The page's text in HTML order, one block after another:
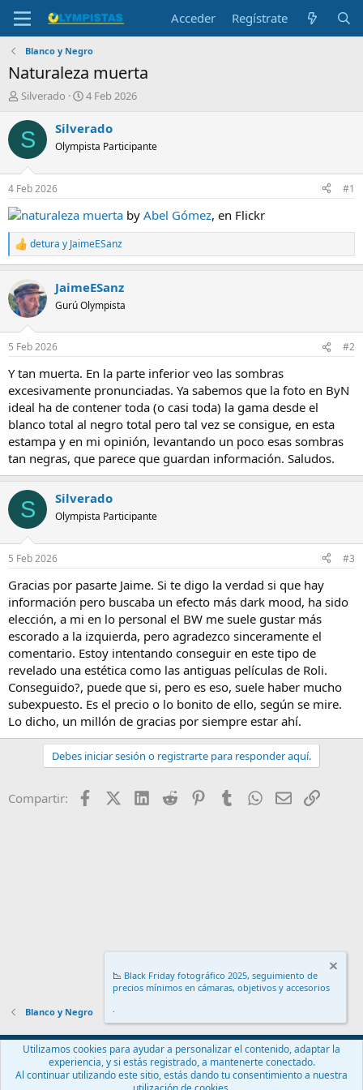
Acceder Regístrate
Blanco y Negro
Naturaleza muerta
I
i
c
a
d
o
r
e
l
t
e
m
a
Silverado
F
c
h
a
i
n
c
i
o
4 Feb 2026
S Silverado
Olympista Participante
4 Feb 2026 #1
naturaleza muerta by Abel Gómez, en Flickr
R
e
c
c
i
e
detura y JaimeESanz
JaimeESanz
Gurú Olympista
5 Feb 2026 #2
Y tan muerta. En la parte inferior veo las sombras
excesivamente pronunciadas. Ya sabemos que la foto en ByN
ideal ha de contener toda (o casi toda) la gama desde el
blanco total al negro total pero tal vez se consigue, en esta
estampa y en mi opinión, levantando un poco esas sombras
tan negras, que parece que guardan información. Saludos.
S Silverado
Olympista Participante
5 Feb 2026 #3
Gracias por pasarte Jaime. Si te digo la verdad si que hay
información pero buscaba un efecto más dark mood, ha sido
elección, a mi en lo personal el BW me suele gustar más
escorado a la izquierda, pero agradezco sinceramente el
comentario. Estoy intentando conseguir en este tipo de
revelado una estética como las antiguas películas de Roli.
Conseguido?, puede que si, pero es eso, suele haber mucho
subexpuesto. Es el precio o lo bonito de ello, según se mire.
Lo dicho, un millón de gracias por siempre estar ahí.
Debes iniciar sesión o registrarte para responder aquí.
Compartir: FacebookX (Twitter)
LinkedIn
Reddit PinterestTumblr WhatsApp
EmailEnlace
Blanco y Negro
Español (ES)
Contáctanos
Términos y reglas Política de privacidad
Ayuda
📉 Black Friday fotográfico 2025, seguimiento de
precios mínimos en cámaras, objetivos y accesorios
.
Utilizamos cookies para ayudar a personalizar el contenido, adaptar la
experiencia, y si estás registrado, a mantenerte conectado.
Al continuar utilizando este sitio, estás dando tu consentimiento a nuestra